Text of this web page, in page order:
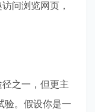
问浏览网页，
之一，但更主
验。假设你是一